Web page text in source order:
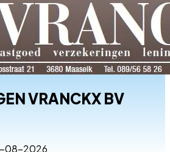
VRANCKX BV
08-2026